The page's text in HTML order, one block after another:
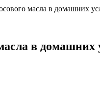
масла в домашних
в